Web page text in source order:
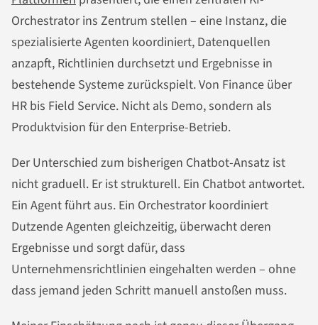
Orchestrator ins Zentrum stellen – eine Instanz, die
spezialisierte Agenten koordiniert, Datenquellen
anzapft, Richtlinien durchsetzt und Ergebnisse in
bestehende Systeme zurückspielt. Von Finance über
HR bis Field Service. Nicht als Demo, sondern als
Produktvision für den Enterprise-Betrieb.
Der Unterschied zum bisherigen Chatbot-Ansatz ist
nicht graduell. Er ist strukturell. Ein Chatbot antwortet.
Ein Agent führt aus. Ein Orchestrator koordiniert
Dutzende Agenten gleichzeitig, überwacht deren
Ergebnisse und sorgt dafür, dass
Unternehmensrichtlinien eingehalten werden – ohne
dass jemand jeden Schritt manuell anstoßen muss.